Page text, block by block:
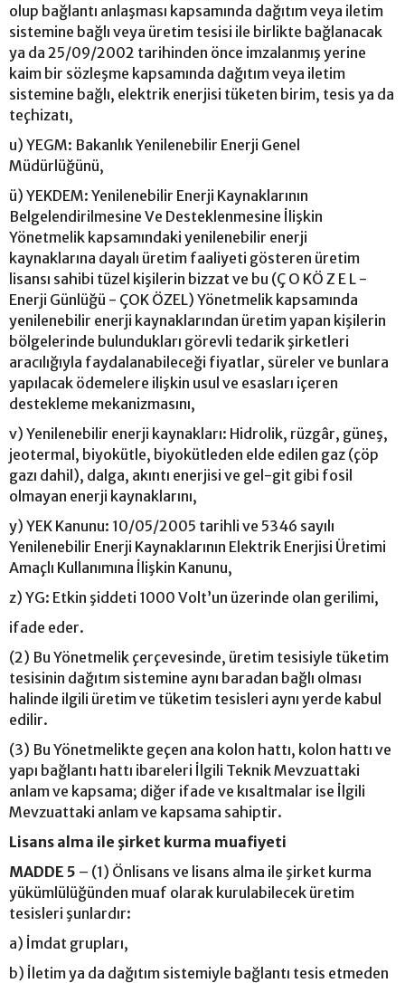
olup bağlantı anlaşması kapsamında dağıtım veya iletim
sistemine bağlı veya üretim tesisi ile birlikte bağlanacak
ya da 25/09/2002 tarihinden önce imzalanmış yerine
kaim bir sözleşme kapsamında dağıtım veya iletim
sistemine bağlı, elektrik enerjisi tüketen birim, tesis ya da
teçhizatı,
u) YEGM: Bakanlık Yenilenebilir Enerji Genel
Müdürlüğünü,
ü) YEKDEM: Yenilenebilir Enerji Kaynaklarının
Belgelendirilmesine Ve Desteklenmesine İlişkin
Yönetmelik kapsamındaki yenilenebilir enerji
kaynaklarına dayalı üretim faaliyeti gösteren üretim
lisansı sahibi tüzel kişilerin bizzat ve bu (Ç O KÖ Z E L -
Enerji Günlüğü - ÇOK ÖZEL) Yönetmelik kapsamında
yenilenebilir enerji kaynaklarından üretim yapan kişilerin
bölgelerinde bulundukları görevli tedarik şirketleri
aracılığıyla faydalanabileceği fiyatlar, süreler ve bunlara
yapılacak ödemelere ilişkin usul ve esasları içeren
destekleme mekanizmasını,
v) Yenilenebilir enerji kaynakları: Hidrolik, rüzgâr, güneş,
jeotermal, biyokütle, biyokütleden elde edilen gaz (çöp
gazı dahil), dalga, akıntı enerjisi ve gel-git gibi fosil
olmayan enerji kaynaklarını,
y) YEK Kanunu: 10/05/2005 tarihli ve 5346 sayılı
Yenilenebilir Enerji Kaynaklarının Elektrik Enerjisi Üretimi
Amaçlı Kullanımına İlişkin Kanunu,
z) YG: Etkin şiddeti 1000 Volt’un üzerinde olan gerilimi,
ifade eder.
(2) Bu Yönetmelik çerçevesinde, üretim tesisiyle tüketim
tesisinin dağıtım sistemine aynı baradan bağlı olması
halinde ilgili üretim ve tüketim tesisleri aynı yerde kabul
edilir.
(3) Bu Yönetmelikte geçen ana kolon hattı, kolon hattı ve
yapı bağlantı hattı ibareleri İlgili Teknik Mevzuattaki
anlam ve kapsama; diğer ifade ve kısaltmalar ise İlgili
Mevzuattaki anlam ve kapsama sahiptir.
Lisans alma ile şirket kurma muafiyeti
MADDE 5 – (1) Önlisans ve lisans alma ile şirket kurma
yükümlülüğünden muaf olarak kurulabilecek üretim
tesisleri şunlardır:
a) İmdat grupları,
b) İletim ya da dağıtım sistemiyle bağlantı tesis etmeden